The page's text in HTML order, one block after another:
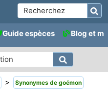
Guide espèces Blog et
> Synonymes de goémon